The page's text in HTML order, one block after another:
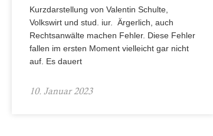
Kurzdarstellung von Valentin Schulte,
Volkswirt und stud. iur. Ärgerlich, auch
Rechtsanwälte machen Fehler. Diese Fehler
fallen im ersten Moment vielleicht gar nicht
auf. Es dauert
10. Januar 2023